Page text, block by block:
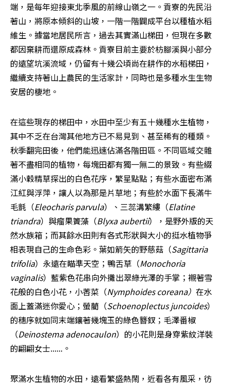
端，是每年迎接東北季風的前線山嶺之一。貢寮的先民沿
著山，將原本傾斜的山坡，一階一階闢成平台以種植水稻
維生。據當地居民所言，過去其實滿山梯田，但現在多數
都因棄耕而還原成森林。貢寮目前主要於枋腳溪與小部分
的遠望坑溪流域，仍留有十幾公頃尚在耕作的水稻梯田，
繼續支持著山上農民的生活家計，同時也是多種水生生物
安居的棲地。
在這些現存的梯田中，水田中至少有五十幾種水生植物，
其中不乏在台灣其他地方已不易見到、甚至稀有的種類。
秋季翻完田後，他們能迅速佔滿各階田區。不同區域交雜
著不盡相同的植物，每塊田都有獨一無二的景致。有些綴
滿小穀精草探出的白色花序，繁星點點；有些水面密布滿
江紅與浮萍，讓人以為那是片草地；有些於水面下長滿牛
毛氈（Eleocharis parvula）、三蕊溝繁縷（Elatine
triandra）與瘤果簀藻（Blyxa aubertii），是野外版的天
然水族箱；而其餘水田則有各式形狀與大小的挺水植物爭
相表現自己的生命色彩。葉如箭矢的野慈菇（Sagittaria
trifolia）永遠在瞄準天空；鴨舌草（Monochoria
vaginalis）藍紫色花串向外攤出翠綠光澤的手掌；襯著雪
花般的白色小花，小莕菜（Nymphoides coreana） 在水
面上蓋滿迷你愛心；螢藺（Schoenoplectus juncoides）
的穗序就如同末端鑲著幾塊玉的綠色簪釵；毛澤番椒
（Deinostema adenocaulon）的小花則是身穿紫紋洋裝
的翩翩女士......。
聚滿水生植物的水田，遠看繁盛熱鬧，近看各有風采，彷